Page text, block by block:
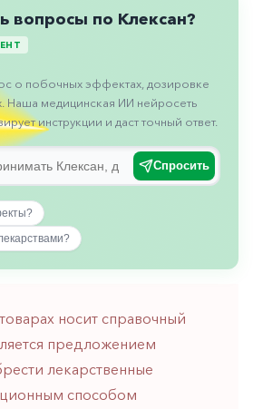
вопросы по Клексан?
о побочных эффектах, дозировке
Наша медицинская ИИ нейросеть
инструкции и даст точный ответ.
Спросить
носит справочный
предложением
лекарственные
способом